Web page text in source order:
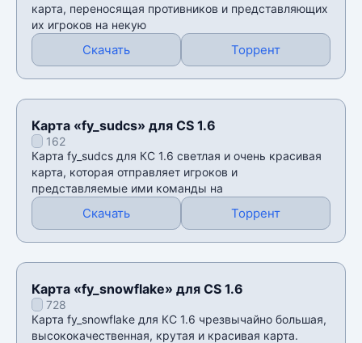
карта, переносящая противников и представляющих
их игроков на некую
Скачать Торрент
Карта «fy_sudcs» для CS 1.6
162
Карта fy_sudcs для КС 1.6 светлая и очень красивая
карта, которая отправляет игроков и
представляемые ими команды на
Скачать Торрент
Карта «fy_snowflake» для CS 1.6
728
Карта fy_snowflake для КС 1.6 чрезвычайно большая,
высококачественная, крутая и красивая карта.